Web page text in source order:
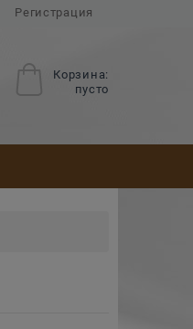
Регистрация
Корзина:
пусто